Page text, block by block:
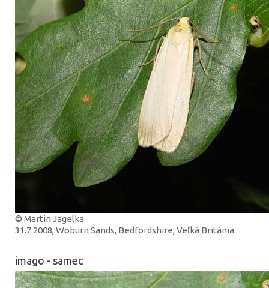
© Martin Jagelka
31.7.2008, Woburn Sands, Bedfordshire, Veľká Británia
imago - samec